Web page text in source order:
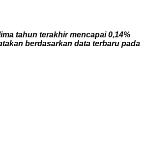
tahun terakhir mencapai 0,14%
berdasarkan data terbaru pada